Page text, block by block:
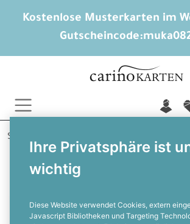
Kostenlose Musterkarten im
Gutscheincode:
Ihre Privatsphäre ist
wichtig
Diese Website verwendet Cookies, extern
Javascript Bibliotheken und Targeting
n
Startseite